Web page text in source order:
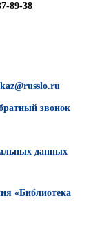
89-38
звонок
данных
«Библиотека